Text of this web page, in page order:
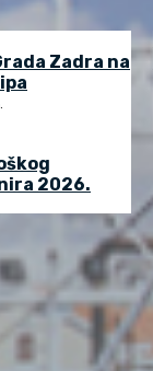
Zadra na
2026.